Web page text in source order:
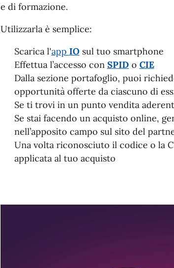
e di formazione.
Utilizzarla è semplice:
Scarica l'app IOsul tuo smartphone
Effettua l’accesso con SPID o CIE
Dalla sezione portafoglio, puoi
opportunità offerte da ciascuno di
Se ti trovi in un punto vendita
Se stai facendo un acquisto online,
nell’apposito campo sul sito del
Una volta riconosciuto il codice o la
applicata al tuo acquisto